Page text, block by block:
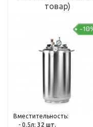
товар)
Вместительность:
- 0.5л: 32 шт.